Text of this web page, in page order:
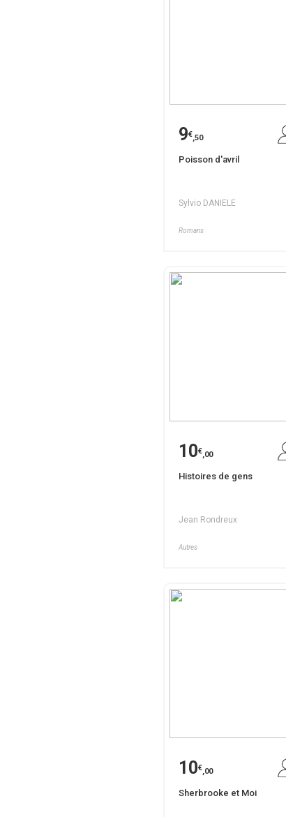
9€,50
Poisson d'avril
Sylvio DANIELE
Romans
10€,00
Histoires de gens
Jean Rondreux
Autres
10€,00
Sherbrooke et Moi